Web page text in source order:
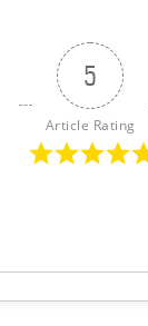
5
Article Rating